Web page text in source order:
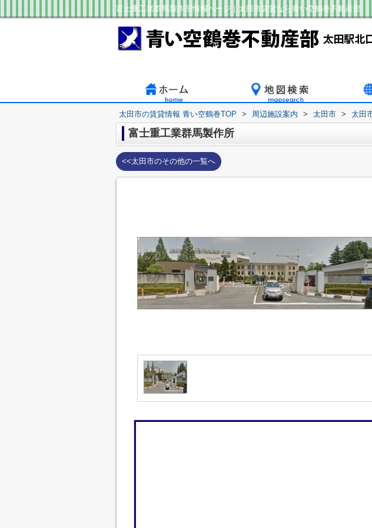
富士重工業群馬製作所情報ページ｜太田市賃貸なら青い空鶴巻不動産部
太田市の賃貸情報 青い空鶴巻TOP > 周辺施設案内 > 太田市 > 太田
富士重工業群馬製作所
<<太田市のその他の一覧へ